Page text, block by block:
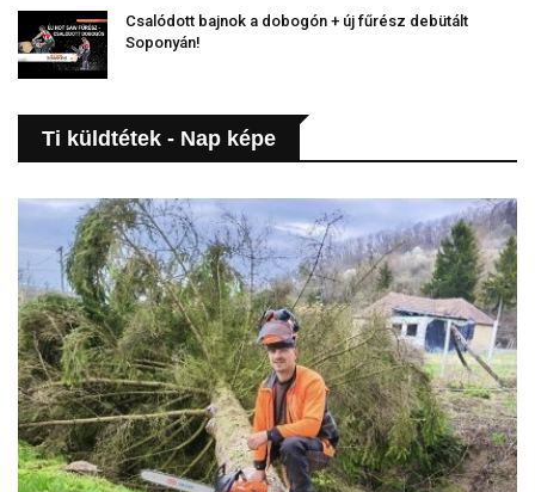
Csalódott bajnok a dobogón + új fűrész debütált
Soponyán!
Ti küldtétek - Nap képe